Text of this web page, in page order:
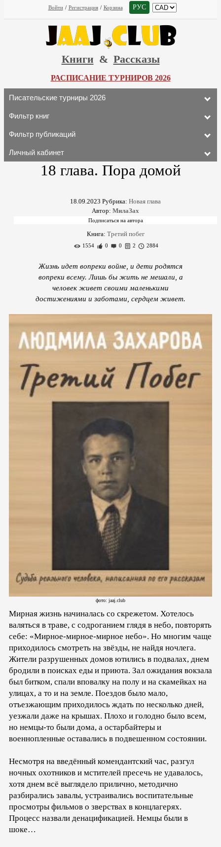
Войти / Регистрация / Корзина РУС
Книги & Рассказы
РАСПИСАНИЕ ТУРНИРОВ 2026
Писательские турниры 2026
Фильтр книг
Фильтр публикаций
Личный кабинет
18 глава. Пора домой
18.09.2023 Рубрика: Новая глава
Автор: МилаЗах
Книга: Третий побег
1554 0 0 2 2884
Жизнь идет вопреки войне, и дети родятся
вопреки всему. Лишь бы жить не мешали, а
человек живет своими маленькими
достижениями и заботами, сердцем живет.
фото: jaaj.club
Мирная жизнь начиналась со скрежетом. Хотелось
валяться в траве, с содроганием глядя в небо, повторять
себе: «Мирное-мирное-мирное небо». Но многим чаще
приходилось смотреть на звёзды, не найдя ночлега.
Жители разрушенных домов ютились в подвалах, днем
бродили в поисках еды и приюта. Зал ожидания вокзала
был битком, спали вповалку на полу и на скамейках на
улицах, а то и на земле. Поездов было мало,
отъезжающим приходилось ждать по несколько дней,
уезжали даже на крышах. Плохо и голодно было всем,
но немцы-то были дома, а остарбайтеры и
военнопленные оставались в подвешенном состоянии.
Несмотря на введённый комендантский час, разгул
ночных охотников и мстителей пресечь не удавалось,
хотя днем всё выглядело прилично, методично
разбирались завалы, устраивались воспитательные
просмотры фильмов о зверствах в концлагерях.
Процесс назвали денацификацией. Немцы были в
шоке…